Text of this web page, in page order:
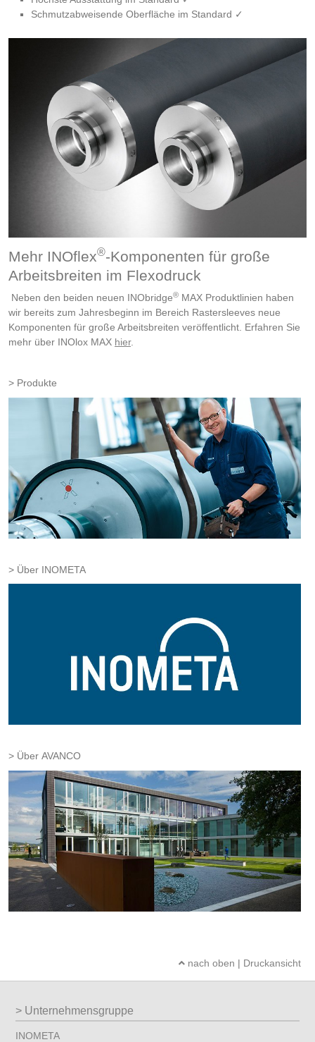
Schmutzabweisende Oberfläche im Standard ✓
Mehr INOflex®-Komponenten für große
Arbeitsbreiten im Flexodruck
Neben den beiden neuen INObridge® MAX Produktlinien haben
wir bereits zum Jahresbeginn im Bereich Rastersleeves neue
Komponenten für große Arbeitsbreiten veröffentlicht. Erfahren Sie
mehr über INOlox MAX hier.
Produkte
Über INOMETA
Über AVANCO
nach oben | Druckansicht
Unternehmensgruppe
INOMETA